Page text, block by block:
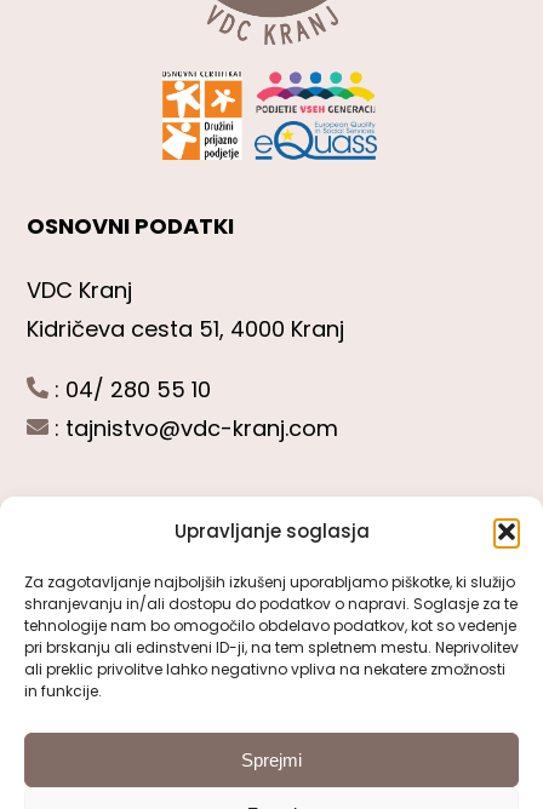
Upravljanje soglasja
Za zagotavljanje najboljših izkušenj uporabljamo piškotke, ki služijo
shranjevanju in/ali dostopu do podatkov o napravi. Soglasje za te
tehnologije nam bo omogočilo obdelavo podatkov, kot so vedenje
pri brskanju ali edinstveni ID-ji, na tem spletnem mestu. Neprivolitev
ali preklic privolitve lahko negativno vpliva na nekatere zmožnosti
in funkcije.
Sprejmi
OSNOVNI PODATKI
VDC Kranj
Kidričeva cesta 51, 4000 Kranj
: 04/ 280 55 10
: tajnistvo@vdc-kranj.com
Toggle
Navigation
Predstavitev VDC Kranj
SLEDITE NAM